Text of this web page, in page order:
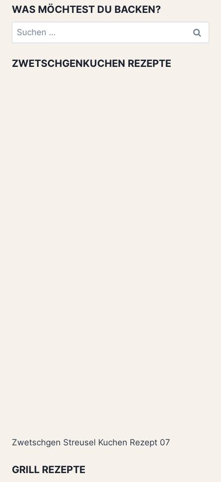
WAS MÖCHTEST DU BACKEN?
Suchen
nach:
ZWETSCHGENKUCHEN REZEPTE
Zwetschgen Streusel Kuchen Rezept 07
GRILL REZEPTE